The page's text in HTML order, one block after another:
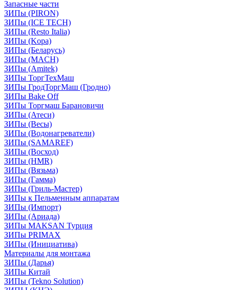
Запасные части
ЗИПы (PIRON)
ЗИПы (ICE TECH)
ЗИПы (Resto Italia)
ЗИПы (Kopa)
ЗИПы (Беларусь)
ЗИПы (MACH)
ЗИПы (Amitek)
ЗИПы ТоргТехМаш
ЗИПы ГродТоргМаш (Гродно)
ЗИПы Bake Off
ЗИПы Торгмаш Барановичи
ЗИПы (Атеси)
ЗИПы (Весы)
ЗИПы (Водонагреватели)
ЗИПы (SAMAREF)
ЗИПы (Восход)
ЗИПы (HMR)
ЗИПы (Вязьма)
ЗИПы (Гамма)
ЗИПы (Гриль-Мастер)
ЗИПы к Пельменным аппаратам
ЗИПы (Импорт)
ЗИПы (Ариада)
ЗИПы MAKSAN Турция
ЗИПы PRIMAX
ЗИПы (Инициатива)
Материалы для монтажа
ЗИПы (Дарья)
ЗИПы Китай
ЗИПы (Tekno Solution)